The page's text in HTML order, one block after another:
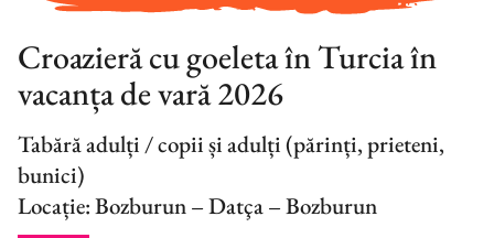
Croazieră cu goeleta în Turcia în
vacanța de vară 2026
Tabără adulți / copii și adulți (părinți, prieteni,
bunici)
Locație: Bozburun – Datça – Bozburun